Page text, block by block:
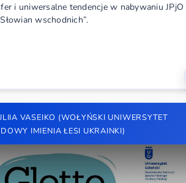
i uniwersalne tendencje w nabywaniu JPjO
wschodnich”.
VASEIKO (WOŁYŃSKI UNIWERSYTET
IMIENIA ŁESI UKRAINKI)